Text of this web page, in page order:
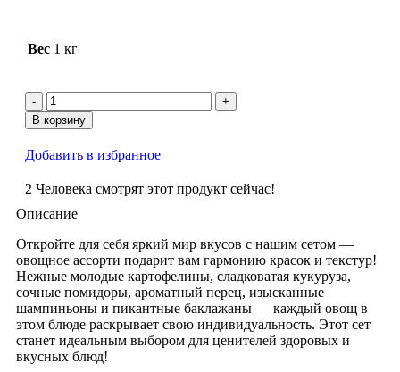
Вес 1 кг
В корзину
Добавить в избранное
2 Человека смотрят этот продукт сейчас!
Описание
Откройте для себя яркий мир вкусов с нашим сетом —
овощное ассорти подарит вам гармонию красок и текстур!
Нежные молодые картофелины, сладковатая кукуруза,
сочные помидоры, ароматный перец, изысканные
шампиньоны и пикантные баклажаны — каждый овощ в
этом блюде раскрывает свою индивидуальность. Этот сет
станет идеальным выбором для ценителей здоровых и
вкусных блюд!